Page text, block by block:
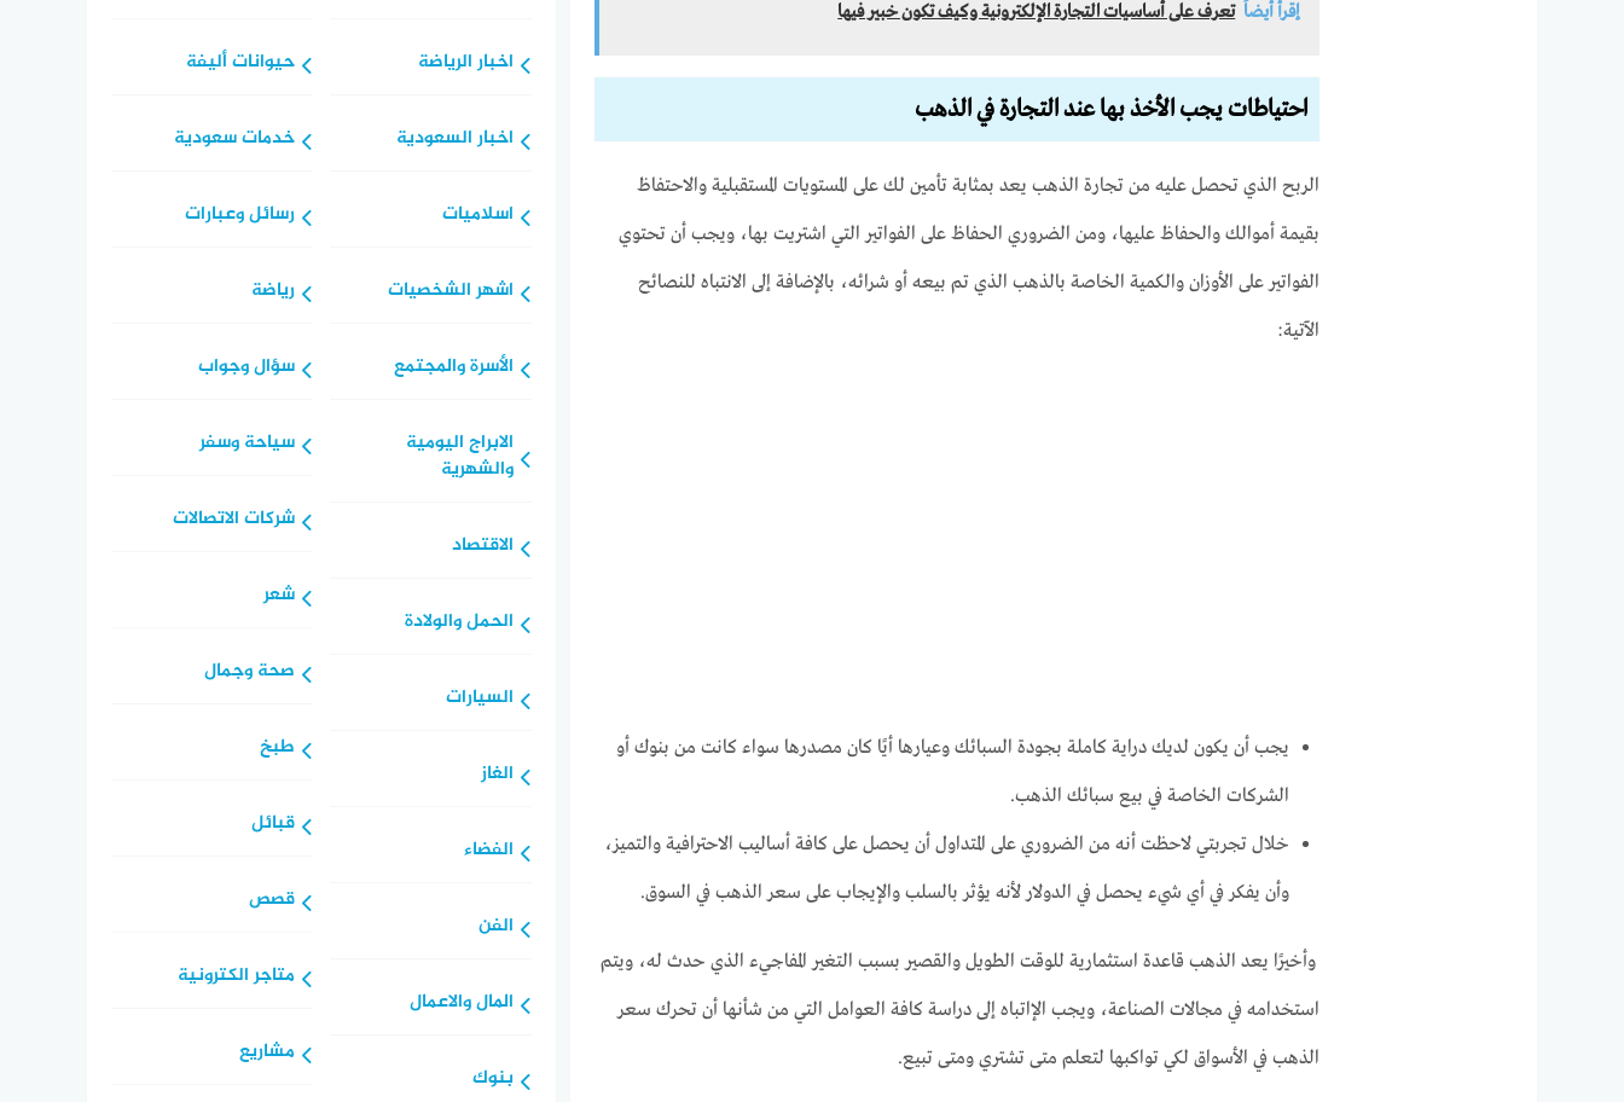
إقرأ أيضاً تعرف على أساسيات التجارة الإلكترونية وكيف تكون خبير فيها
احتياطات يجب الأخذ بها عند التجارة في الذهب
الربح الذي تحصل عليه من تجارة الذهب يعد بمثابة تأمين لك على المستويات المستقبلية والاحتفاظ
بقيمة أموالك والحفاظ عليها، ومن الضروري الحفاظ على الفواتير التي اشتريت بها، ويجب أن تحتوي
الفواتير على الأوزان والكمية الخاصة بالذهب الذي تم بيعه أو شرائه، بالإضافة إلى الانتباه للنصائح
الآتية:
يجب أن يكون لديك دراية كاملة بجودة السبائك وعيارها أيًا كان مصدرها سواء كانت من بنوك أو
الشركات الخاصة في بيع سبائك الذهب.
خلال تجربتي لاحظت أنه من الضروري على المتداول أن يحصل على كافة أساليب الاحترافية والتميز،
وأن يفكر في أي شيء يحصل في الدولار لأنه يؤثر بالسلب والإيجاب على سعر الذهب في السوق.
وأخيرًا يعد الذهب قاعدة استثمارية للوقت الطويل والقصير بسبب التغير المفاجيء الذي حدث له، ويتم
استخدامه في مجالات الصناعة، ويجب الإاتباه إلى دراسة كافة العوامل التي من شأنها أن تحرك سعر
الذهب في الأسواق لكي تواكبها لتعلم متى تشتري ومتى تبيع.
اخبار الرياضة
اخبار السعودية
اسلاميات
اشهر الشخصيات
الأسرة والمجتمع
الابراج اليومية
والشهرية
الاقتصاد
الحمل والولادة
السيارات
الغاز
الفضاء
الفن
المال والاعمال
بنوك
حيوانات أليفة
خدمات سعودية
رسائل وعبارات
رياضة
سؤال وجواب
سياحة وسفر
شركات الاتصالات
شعر
صحة وجمال
طبخ
قبائل
قصص
متاجر الكترونية
مشاريع